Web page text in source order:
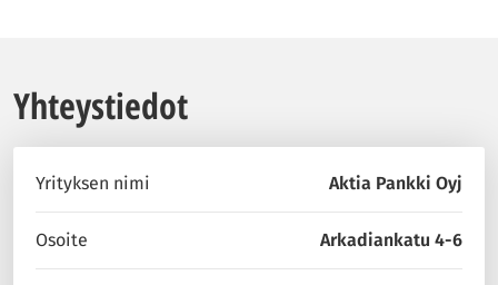
Yhteystiedot
Yrityksen nimi Aktia Pankki Oyj
Osoite Arkadiankatu 4-6